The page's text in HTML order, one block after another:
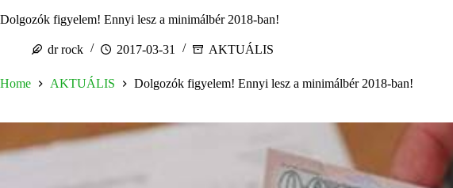
Dolgozók figyelem! Ennyi lesz a minimálbér 2018-ban!
dr rock 2017-03-31 AKTUÁLIS
Home AKTUÁLIS Dolgozók figyelem! Ennyi lesz a minimálbér 2018-ban!